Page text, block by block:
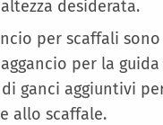
desiderata.
per scaffali
per la
ganci aggiuntivi
allo scaffale.